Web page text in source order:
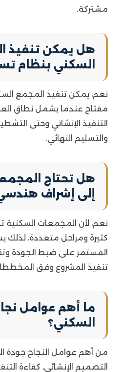
مشتركة.
هل يمكن تنفيذ
السكني بنظام
نعم، يمكن تنفيذ المجمع
مفتاح عندما يشمل نطاق
التنفيذ الإنشائي وحتى
والتسليم النهائي.
هل تحتاج
إلى إشراف
نعم، لأن المجمعات
كثيرة ومراحل متعددة، لذلك
المستمر على ضبط الجودة
تنفيذ المشروع وفق
ما أهم عوامل
السكني؟
من أهم عوامل النجاح جودة
التصميم الإنشائي، كفاءة